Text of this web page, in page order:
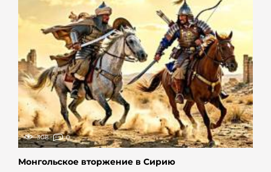
308 0
Монгольское вторжение в Сирию